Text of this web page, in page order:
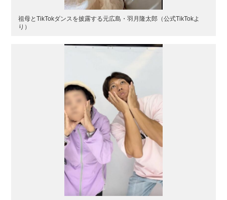
祖母とTikTokダンスを披露する元広島・羽月隆太郎（公式TikTokよ
り）